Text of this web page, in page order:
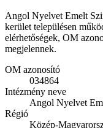
Angol Nyelvet Emelt
kerület településen
elérhetőségek, OM
megjelennek.
OM azonosító
034864
Intézmény neve
Angol Nyelvet
Régió
Közép-